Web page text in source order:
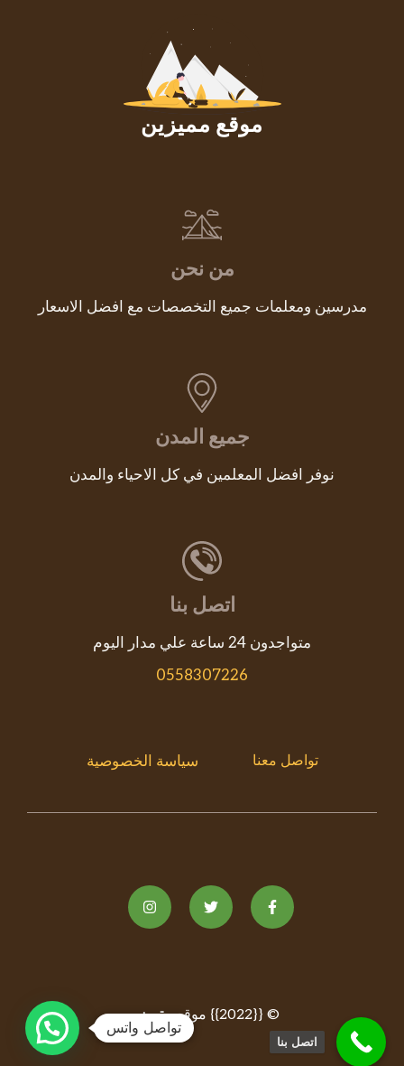
موقع مميزين
من نحن
مدرسين ومعلمات جميع التخصصات مع افضل الاسعار
جميع المدن
نوفر افضل المعلمين في كل الاحياء والمدن
اتصل بنا
متواجدون 24 ساعة علي مدار اليوم
0558307226
تواصل معنا سياسة الخصوصية
© {{2022}} موقع متميزين
تواصل واتس
اتصل بنا